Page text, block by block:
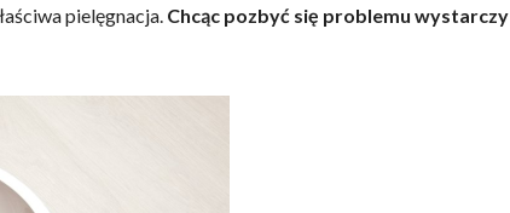
pielęgnacja. Chcąc pozbyć się problemu wystarczy